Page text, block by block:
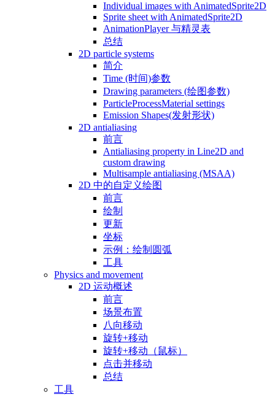
Individual images with AnimatedSprite2D
Sprite sheet with AnimatedSprite2D
AnimationPlayer 与精灵表
总结
2D particle systems
简介
Time (时间)参数
Drawing parameters (绘图参数)
ParticleProcessMaterial settings
Emission Shapes(发射形状)
2D antialiasing
前言
Antialiasing property in Line2D and
custom drawing
Multisample antialiasing (MSAA)
2D 中的自定义绘图
前言
绘制
更新
坐标
示例：绘制圆弧
工具
Physics and movement
2D 运动概述
前言
场景布置
八向移动
旋转+移动
旋转+移动（鼠标）
点击并移动
总结
工具